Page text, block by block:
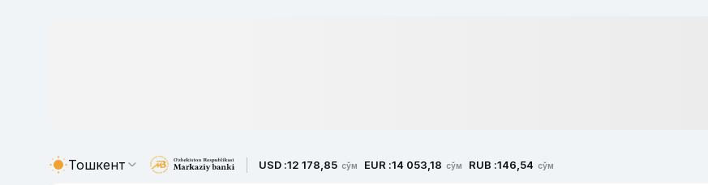
Тошкент USD :12 178,85 сўм EUR :14 053,18 сўм RUB :146,54 сўм